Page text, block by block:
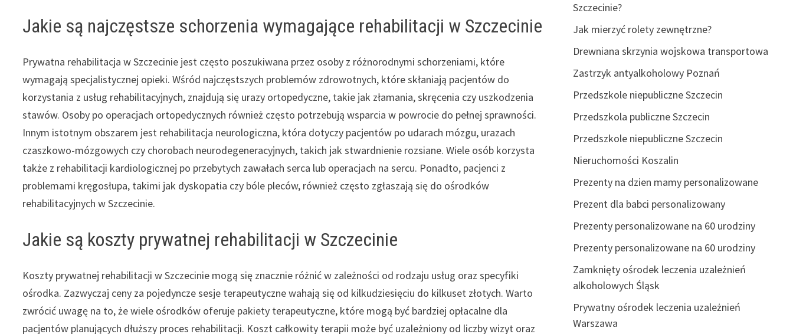
Jakie są najczęstsze schorzenia wymagające rehabilitacji w Szczecinie
Prywatna rehabilitacja w Szczecinie jest często poszukiwana przez osoby z różnorodnymi schorzeniami, które
wymagają specjalistycznej opieki. Wśród najczęstszych problemów zdrowotnych, które skłaniają pacjentów do
korzystania z usług rehabilitacyjnych, znajdują się urazy ortopedyczne, takie jak złamania, skręcenia czy uszkodzenia
stawów. Osoby po operacjach ortopedycznych również często potrzebują wsparcia w powrocie do pełnej sprawności.
Innym istotnym obszarem jest rehabilitacja neurologiczna, która dotyczy pacjentów po udarach mózgu, urazach
czaszkowo-mózgowych czy chorobach neurodegeneracyjnych, takich jak stwardnienie rozsiane. Wiele osób korzysta
także z rehabilitacji kardiologicznej po przebytych zawałach serca lub operacjach na sercu. Ponadto, pacjenci z
problemami kręgosłupa, takimi jak dyskopatia czy bóle pleców, również często zgłaszają się do ośrodków
rehabilitacyjnych w Szczecinie.
Jakie są koszty prywatnej rehabilitacji w Szczecinie
Koszty prywatnej rehabilitacji w Szczecinie mogą się znacznie różnić w zależności od rodzaju usług oraz specyfiki
ośrodka. Zazwyczaj ceny za pojedyncze sesje terapeutyczne wahają się od kilkudziesięciu do kilkuset złotych. Warto
zwrócić uwagę na to, że wiele ośrodków oferuje pakiety terapeutyczne, które mogą być bardziej opłacalne dla
pacjentów planujących dłuższy proces rehabilitacji. Koszt całkowity terapii może być uzależniony od liczby wizyt oraz
Szczecinie?
Jak mierzyć rolety zewnętrzne?
Drewniana skrzynia wojskowa transportowa
Zastrzyk antyalkoholowy Poznań
Przedszkole niepubliczne Szczecin
Przedszkola publiczne Szczecin
Przedszkole niepubliczne Szczecin
Nieruchomości Koszalin
Prezenty na dzien mamy personalizowane
Prezent dla babci personalizowany
Prezenty personalizowane na 60 urodziny
Prezenty personalizowane na 60 urodziny
Zamknięty ośrodek leczenia uzależnień
alkoholowych Śląsk
Prywatny ośrodek leczenia uzależnień
Warszawa